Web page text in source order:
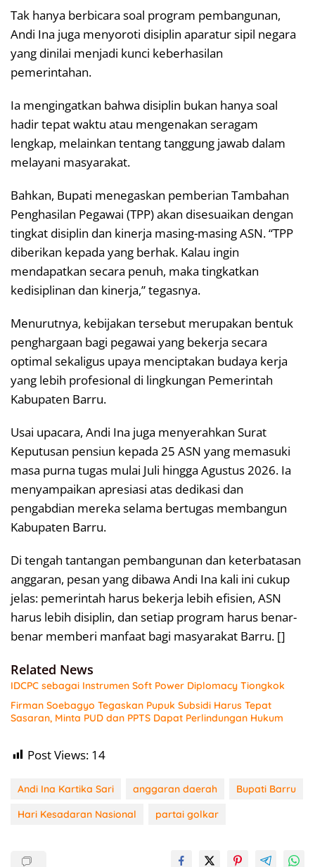
Tak hanya berbicara soal program pembangunan,
Andi Ina juga menyoroti disiplin aparatur sipil negara
yang dinilai menjadi kunci keberhasilan
pemerintahan.
Ia mengingatkan bahwa disiplin bukan hanya soal
hadir tepat waktu atau mengenakan seragam
lengkap, melainkan tentang tanggung jawab dalam
melayani masyarakat.
Bahkan, Bupati menegaskan pemberian Tambahan
Penghasilan Pegawai (TPP) akan disesuaikan dengan
tingkat disiplin dan kinerja masing-masing ASN. “TPP
diberikan kepada yang berhak. Kalau ingin
mendapatkan secara penuh, maka tingkatkan
kedisiplinan dan kinerja,” tegasnya.
Menurutnya, kebijakan tersebut merupakan bentuk
penghargaan bagi pegawai yang bekerja secara
optimal sekaligus upaya menciptakan budaya kerja
yang lebih profesional di lingkungan Pemerintah
Kabupaten Barru.
Usai upacara, Andi Ina juga menyerahkan Surat
Keputusan pensiun kepada 25 ASN yang memasuki
masa purna tugas mulai Juli hingga Agustus 2026. Ia
menyampaikan apresiasi atas dedikasi dan
pengabdian mereka selama bertugas membangun
Kabupaten Barru.
Di tengah tantangan pembangunan dan keterbatasan
anggaran, pesan yang dibawa Andi Ina kali ini cukup
jelas: pemerintah harus bekerja lebih efisien, ASN
harus lebih disiplin, dan setiap program harus benar-
benar memberi manfaat bagi masyarakat Barru. []
Related News
IDCPC sebagai Instrumen Soft Power Diplomacy Tiongkok
Firman Soebagyo Tegaskan Pupuk Subsidi Harus Tepat
Sasaran, Minta PUD dan PPTS Dapat Perlindungan Hukum
Post Views: 14
Andi Ina Kartika Sari anggaran daerah
Bupati Barru
Hari Kesadaran Nasional
partai golkar